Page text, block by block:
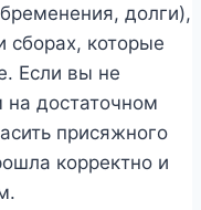
долги),
сборах, которые
Если вы не
на достаточном
присяжного
корректно и